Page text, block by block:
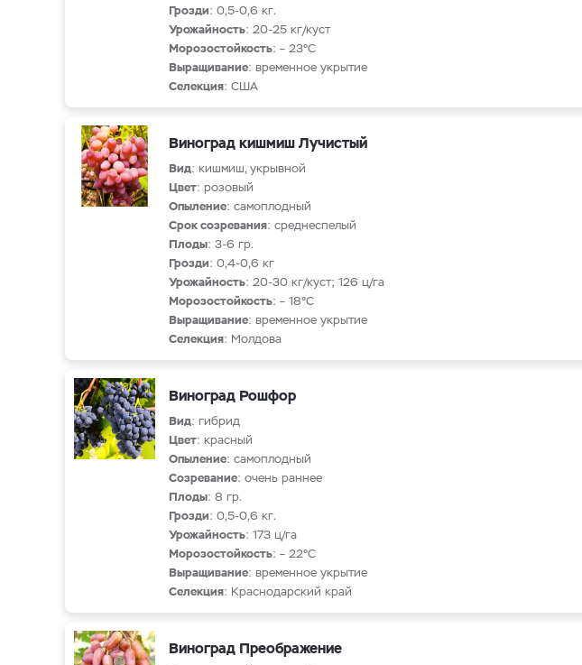
Грозди: 0,5-0,6 кг.
Урожайность: 20-25 кг/куст
Морозостойкость: – 23°С
Выращивание: временное укрытие
Селекция: США
Виноград кишмиш Лучистый
Вид: кишмиш, укрывной
Цвет: розовый
Опыление: самоплодный
Срок созревания: среднеспелый
Плоды: 3-6 гр.
Грозди: 0,4-0,6 кг
Урожайность: 20-30 кг/куст; 126 ц/га
Морозостойкость: – 18°С
Выращивание: временное укрытие
Селекция: Молдова
Виноград Рошфор
Вид: гибрид
Цвет: красный
Опыление: самоплодный
Созревание: очень раннее
Плоды: 8 гр.
Грозди: 0,5-0,6 кг.
Урожайность: 173 ц/га
Морозостойкость: – 22°С
Выращивание: временное укрытие
Селекция: Краснодарский край
Виноград Преображение